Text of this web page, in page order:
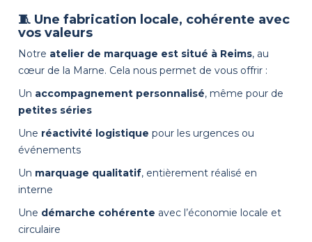
🧵 Une fabrication locale, cohérente avec
vos valeurs
Notre atelier de marquage est situé à Reims, au
cœur de la Marne. Cela nous permet de vous offrir :
Un accompagnement personnalisé, même pour de
petites séries
Une réactivité logistique pour les urgences ou
événements
Un marquage qualitatif, entièrement réalisé en
interne
Une démarche cohérente avec l’économie locale et
circulaire